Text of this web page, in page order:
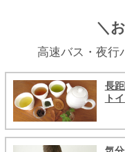
＼
高速バス・夜行
長
ト